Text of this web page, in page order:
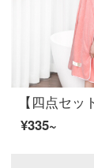
¥335~